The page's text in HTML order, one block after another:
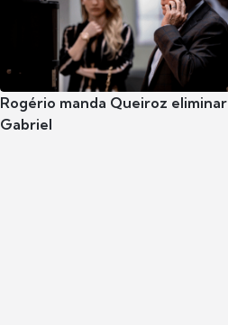
Rogério manda Queiroz eliminar
Gabriel